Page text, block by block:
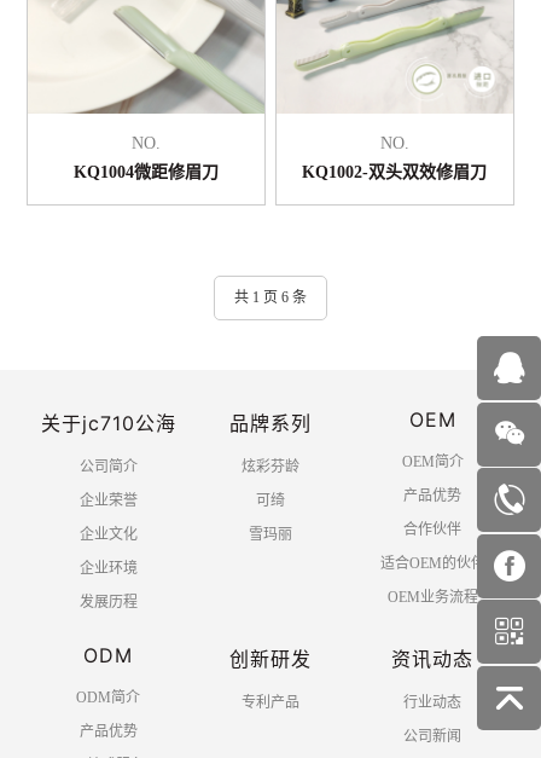
NO.
KQ1004微距修眉刀
NO.
KQ1002-双头双效修眉刀
共 1 页 6 条
关于jc710公海
公司简介
企业荣誉
企业文化
企业环境
发展历程
品牌系列
炫彩芬龄
可绮
雪玛丽
OEM
OEM简介
产品优势
合作伙伴
适合OEM的伙伴
OEM业务流程
ODM
ODM简介
产品优势
创新研发
专利产品
资讯动态
行业动态
公司新闻